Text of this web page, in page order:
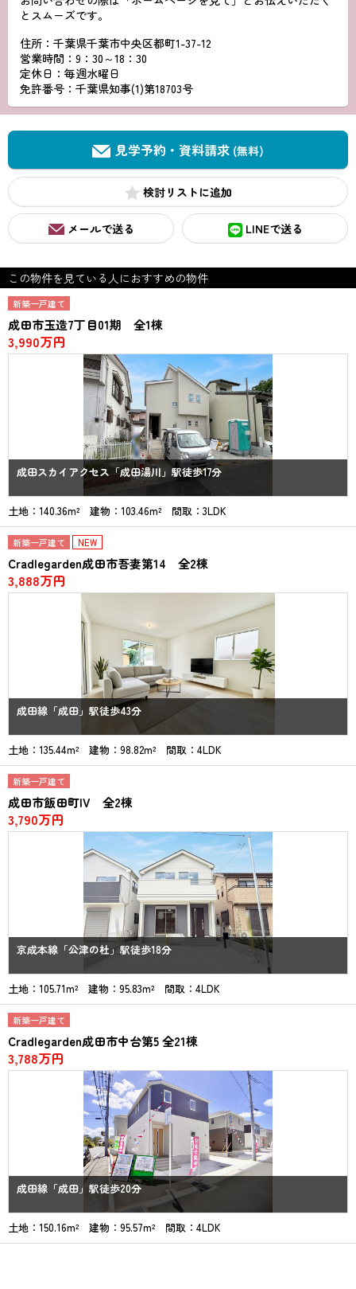
とスムーズです。
住所：千葉県千葉市中央区都町1-37-12
営業時間：9：30～18：30
定休日：毎週水曜日
免許番号：千葉県知事(1)第18703号
見学予約・資料請求 (無料)
検討リスト
メールで送る LINEで送る
この物件を見ている人におすすめの物件
新築一戸建て
成田市玉造7丁目01期 全1棟
3,990万円
成田スカイアクセス「成田湯川」駅徒歩17分
土地：140.36m² 建物：103.46m² 間取：3LDK
新築一戸建て NEW
Cradlegarden成田市吾妻第14 全2棟
3,888万円
成田線「成田」駅徒歩43分
土地：135.44m² 建物：98.82m² 間取：4LDK
新築一戸建て
成田市飯田町IV 全2棟
3,790万円
京成本線「公津の杜」駅徒歩18分
土地：105.71m² 建物：95.83m² 間取：4LDK
新築一戸建て
Cradlegarden成田市中台第5 全21棟
3,788万円
成田線「成田」駅徒歩20分
土地：150.16m² 建物：95.57m² 間取：4LDK